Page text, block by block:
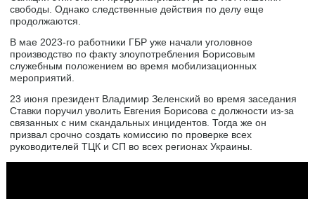
свободы. Однако следственные действия по делу еще
продолжаются.
В мае 2023-го работники ГБР уже начали уголовное
производство по факту злоупотребления Борисовым
служебным положением во время мобилизационных
мероприятий.
23 июня президент Владимир Зеленский во время заседания
Ставки поручил уволить Евгения Борисова с должности из-за
связанных с ним скандальных инцидентов. Тогда же он
призвал срочно создать комиссию по проверке всех
руководителей ТЦК и СП во всех регионах Украины.